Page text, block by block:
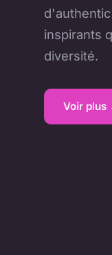
inspirants
diversité.
Voir plus